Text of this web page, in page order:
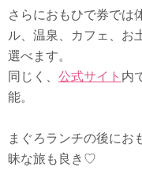
さらにおもひで券では
ル、温泉、カフェ、お
選べます。
同じく、 公式サイト 内
能。
まぐろランチの後にお
昧な旅も良き♡